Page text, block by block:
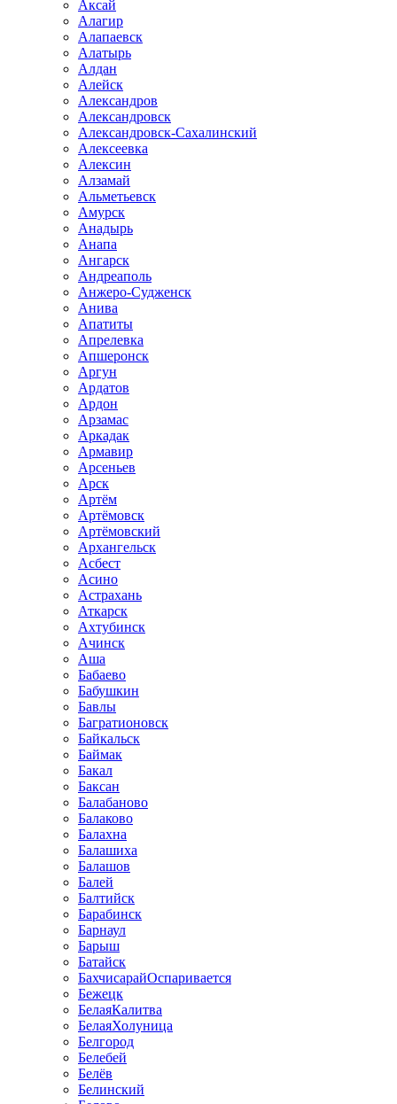
Аксай
Алагир
Алапаевск
Алатырь
Алдан
Алейск
Александров
Александровск
Александровск-Сахалинский
Алексеевка
Алексин
Алзамай
Альметьевск
Амурск
Анадырь
Анапа
Ангарск
Андреаполь
Анжеро-Судженск
Анива
Апатиты
Апрелевка
Апшеронск
Аргун
Ардатов
Ардон
Арзамас
Аркадак
Армавир
Арсеньев
Арск
Артём
Артёмовск
Артёмовский
Архангельск
Асбест
Асино
Астрахань
Аткарск
Ахтубинск
Ачинск
Аша
Бабаево
Бабушкин
Бавлы
Багратионовск
Байкальск
Баймак
Бакал
Баксан
Балабаново
Балаково
Балахна
Балашиха
Балашов
Балей
Балтийск
Барабинск
Барнаул
Барыш
Батайск
БахчисарайОспаривается
Бежецк
БелаяКалитва
БелаяХолуница
Белгород
Белебей
Белёв
Белинский